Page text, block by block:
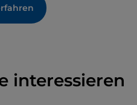
interessieren